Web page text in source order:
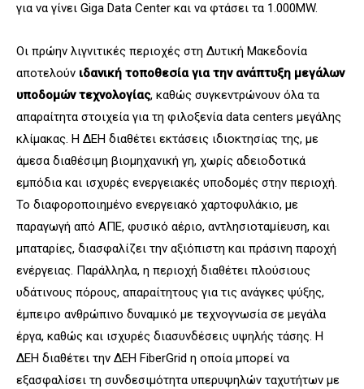
για να γίνει Giga Data Center και να φτάσει τα 1.000MW.
Οι πρώην λιγνιτικές περιοχές στη Δυτική Μακεδονία
αποτελούν ιδανική τοποθεσία για την ανάπτυξη μεγάλων
υποδομών τεχνολογίας, καθώς συγκεντρώνουν όλα τα
απαραίτητα στοιχεία για τη φιλοξενία data centers μεγάλης
κλίμακας. Η ΔΕΗ διαθέτει εκτάσεις ιδιοκτησίας της, με
άμεσα διαθέσιμη βιομηχανική γη, χωρίς αδειοδοτικά
εμπόδια και ισχυρές ενεργειακές υποδομές στην περιοχή.
Το διαφοροποιημένο ενεργειακό χαρτοφυλάκιο, με
παραγωγή από ΑΠΕ, φυσικό αέριο, αντλησιοταμίευση, και
μπαταρίες, διασφαλίζει την αξιόπιστη και πράσινη παροχή
ενέργειας. Παράλληλα, η περιοχή διαθέτει πλούσιους
υδάτινους πόρους, απαραίτητους για τις ανάγκες ψύξης,
έμπειρο ανθρώπινο δυναμικό με τεχνογνωσία σε μεγάλα
έργα, καθώς και ισχυρές διασυνδέσεις υψηλής τάσης. Η
ΔΕΗ διαθέτει την ΔΕΗ FiberGrid η οποία μπορεί να
εξασφαλίσει τη συνδεσιμότητα υπερυψηλών ταχυτήτων με